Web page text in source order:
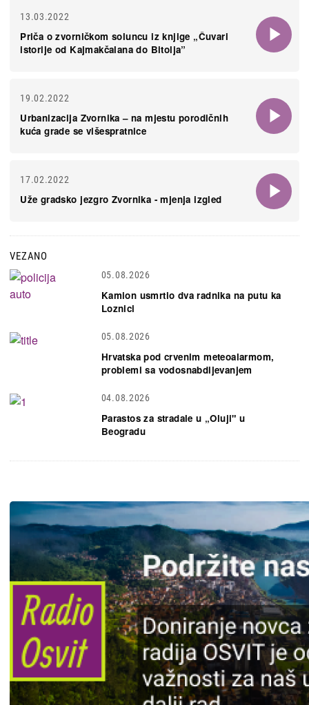
13.03.2022
Priča o zvorničkom soluncu iz knjige „Čuvari
istorije od Kajmakčalana do Bitolja”
19.02.2022
Urbanizacija Zvornika – na mjestu porodičnih
kuća grade se višespratnice
17.02.2022
Uže gradsko jezgro Zvornika - mjenja izgled
VEZANO
05.08.2026
Kamion usmrtio dva radnika na putu ka
Loznici
05.08.2026
Hrvatska pod crvenim meteoalarmom,
problemi sa vodosnabdijevanjem
04.08.2026
Parastos za stradale u „Oluji" u
Beogradu
Slika